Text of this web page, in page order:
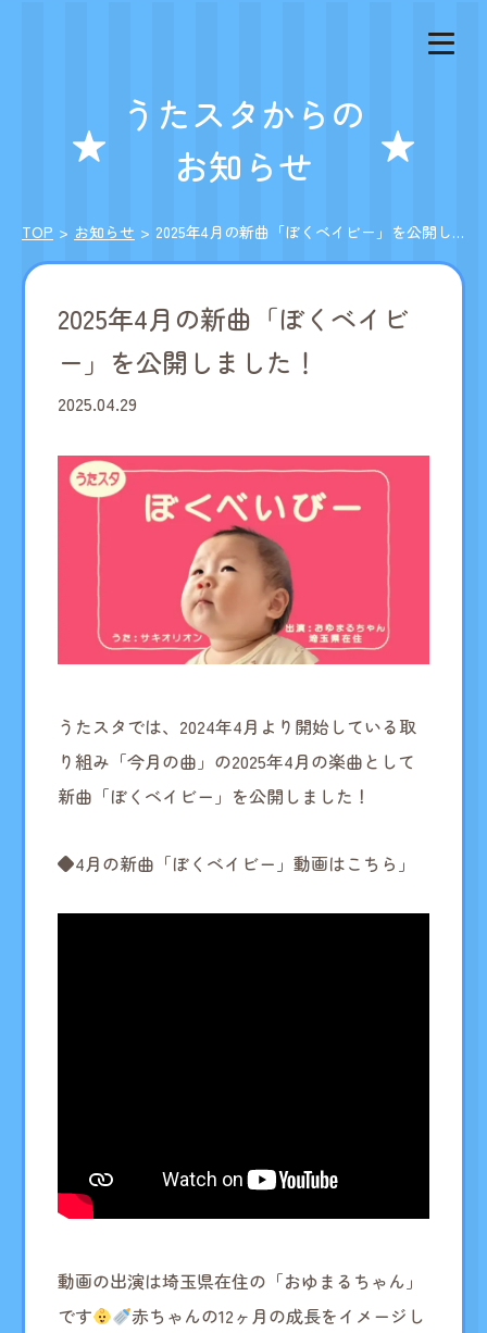
うたスタからの
お知らせ
TOP お知らせ 2025年4月の新曲「ぼくベイビー」を公開しました！
2025年4月の新曲「ぼくベイビ
ー」を公開しました！
2025.04.29
うたスタでは、2024年4月より開始している取
り組み「今月の曲」の2025年4月の楽曲として
新曲「ぼくベイビー」を公開しました！
◆4月の新曲「ぼくベイビー」動画はこちら」
動画の出演は埼玉県在住の「おゆまるちゃん」
です
赤ちゃんの12ヶ月の成長をイメージし